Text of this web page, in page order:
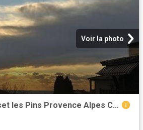
Voir la photo
3 chambres, Sausset les Pins Provence Alpes Côte d'Azur 13960 92998686